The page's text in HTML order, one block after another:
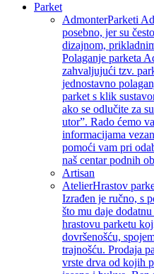
Parket
AdmonterParketi
posebno, jer su
dizajnom,
Polaganje parketa
zahvaljujući tzv.
jednostavno
parket s klik
ako se odlučite za
utor”. Rado ćemo
informacijama
pomoći vam pri
naš centar podnih
Artisan
AtelierHrastov
Izrađen je ručno, s
što mu daje
hrastovu parketu
dovršenošću,
trajnošću. Prodaja
vrste drva od kojih